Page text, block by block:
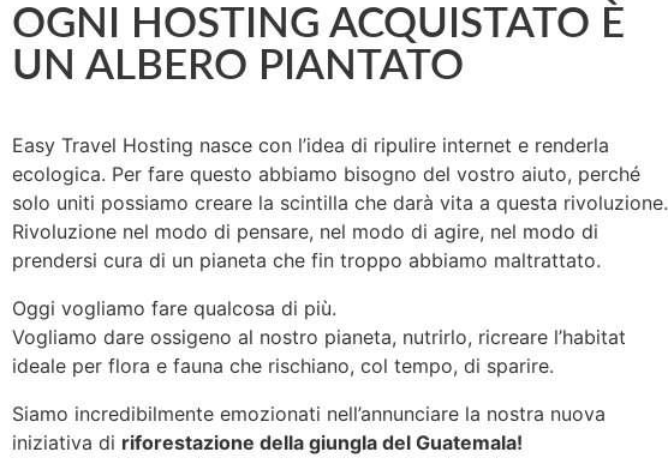
OGNI HOSTING ACQUISTATO È
UN ALBERO PIANTATO
Easy Travel Hosting nasce con l’idea di ripulire internet e renderla
ecologica. Per fare questo abbiamo bisogno del vostro aiuto, perché
solo uniti possiamo creare la scintilla che darà vita a questa rivoluzione.
Rivoluzione nel modo di pensare, nel modo di agire, nel modo di
prendersi cura di un pianeta che fin troppo abbiamo maltrattato.
Oggi vogliamo fare qualcosa di più.
Vogliamo dare ossigeno al nostro pianeta, nutrirlo, ricreare l’habitat
ideale per flora e fauna che rischiano, col tempo, di sparire.
Siamo incredibilmente emozionati nell’annunciare la nostra nuova
iniziativa di riforestazione della giungla del Guatemala!